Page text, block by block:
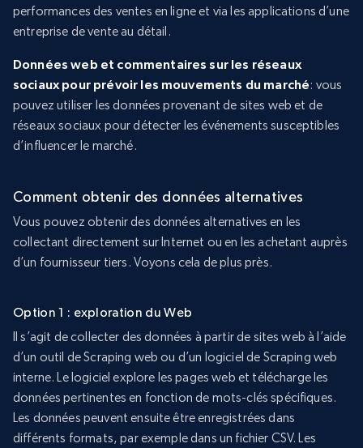
performances des ventes en ligne et via les applications d’une
entreprise de vente au détail.
Données web et commentaires sur les réseaux
sociaux pour prévoir les mouvements du marché: vous
pouvez utiliser les données provenant de sites web et de
réseaux sociaux pour détecter les événements susceptibles
d’influencer le marché.
Comment obtenir des données alternatives
Vous pouvez obtenir des données alternatives en les
collectant directement sur Internet ou en les achetant auprès
d’un fournisseur tiers. Voyons cela de plus près.
Option 1 : exploration du Web
Il s’agit de collecter des données à partir de sites web à l’aide
d’un outil de Scraping web ou d’un logiciel de Scraping web
interne. Le logiciel explore les pages web et télécharge les
données pertinentes en fonction de mots-clés spécifiques.
Les données peuvent ensuite être enregistrées dans
différents formats, par exemple dans un fichier CSV. Les